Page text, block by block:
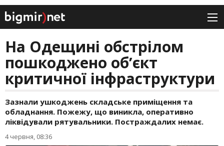
На Одещині обстрілом
пошкоджено обʼєкт
критичної інфраструктури
Зазнали ушкоджень складське приміщення та
обладнання. Пожежу, що виникла, оперативно
ліквідували рятувальники. Постраждалих немає.
4 червня, 08:36